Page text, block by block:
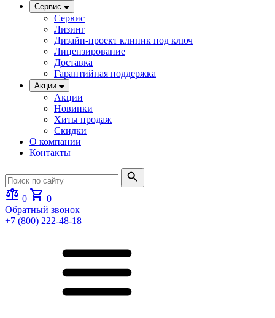
Сервис
Сервис
Лизинг
Дизайн-проект клиник под ключ
Лицензирование
Доставка
Гарантийная поддержка
Акции
Акции
Новинки
Хиты продаж
Скидки
О компании
Контакты
0
0
Обратный звонок
+7 (800) 222-48-18